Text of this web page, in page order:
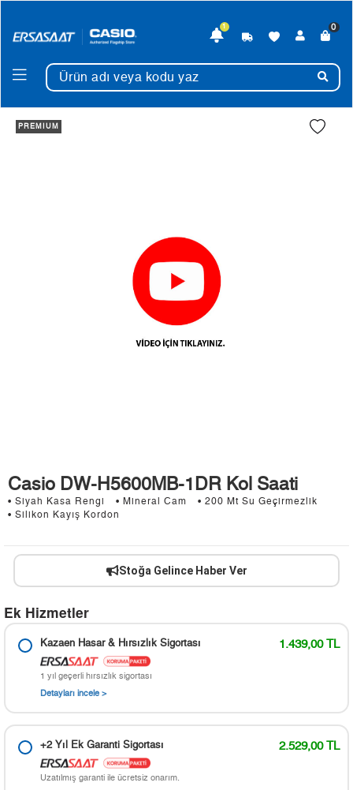
1 0
PREMIUM
Casio DW-H5600MB-1DR Kol Saati
• Siyah Kasa Rengi • Mineral Cam
• 200 Mt Su Geçirmezlik
• Silikon Kayış Kordon
Stoğa Gelince Haber Ver
Ek Hizmetler
Kazaen Hasar & Hırsızlık Sigortası 1.439,00 TL
1 yıl geçerli hırsızlık sigortası
Detayları incele >
+2 Yıl Ek Garanti Sigortası 2.529,00 TL
Uzatılmış garanti ile ücretsiz onarım.